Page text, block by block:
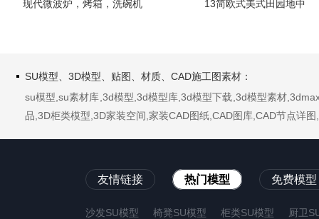
现代微波炉，烤箱，洗碗机 13简欧式美式田园地中
SU模型、3D模型、贴图、材质、CAD施工图素材：
su模型,su素材库,3d模型,3d模型库,3d模型下载,3d模型素材
品,3D柜类模型,3D家装空间,家装CAD图纸,CAD图库,CAD节点详
友情链接 热门模型 免费模型
沙发SU模型 椅凳SU模型 柜类SU模型 厨卫